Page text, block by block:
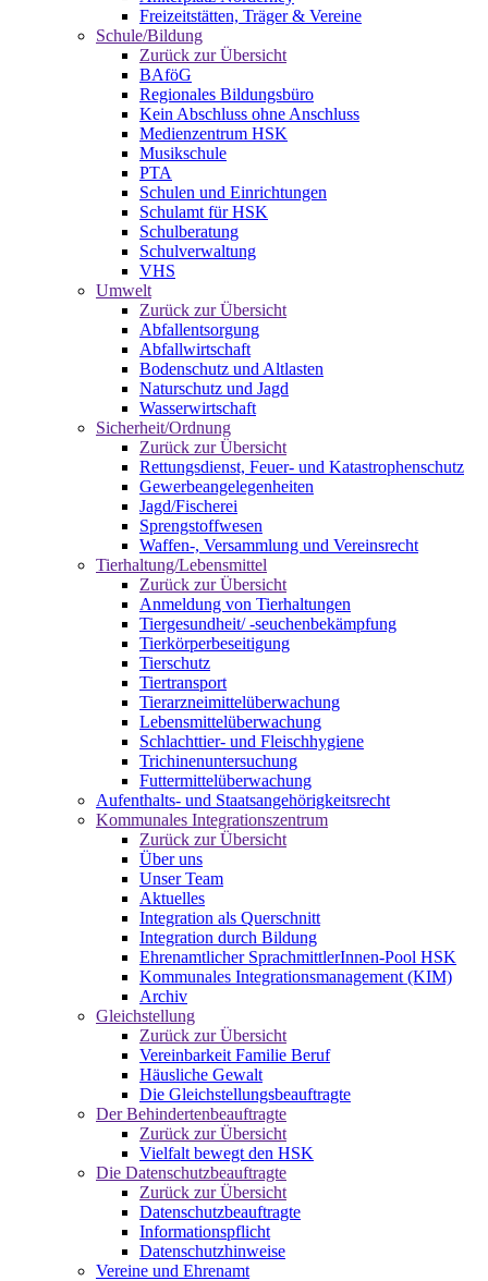
Freizeitstätten, Träger & Vereine
Schule/Bildung
Zurück zur Übersicht
BAföG
Regionales Bildungsbüro
Kein Abschluss ohne Anschluss
Medienzentrum HSK
Musikschule
PTA
Schulen und Einrichtungen
Schulamt für HSK
Schulberatung
Schulverwaltung
VHS
Umwelt
Zurück zur Übersicht
Abfallentsorgung
Abfallwirtschaft
Bodenschutz und Altlasten
Naturschutz und Jagd
Wasserwirtschaft
Sicherheit/Ordnung
Zurück zur Übersicht
Rettungsdienst, Feuer- und Katastrophenschutz
Gewerbeangelegenheiten
Jagd/Fischerei
Sprengstoffwesen
Waffen-, Versammlung und Vereinsrecht
Tierhaltung/Lebensmittel
Zurück zur Übersicht
Anmeldung von Tierhaltungen
Tiergesundheit/ -seuchenbekämpfung
Tierkörperbeseitigung
Tierschutz
Tiertransport
Tierarzneimittelüberwachung
Lebensmittelüberwachung
Schlachttier- und Fleischhygiene
Trichinenuntersuchung
Futtermittelüberwachung
Aufenthalts- und Staatsangehörigkeitsrecht
Kommunales Integrationszentrum
Zurück zur Übersicht
Über uns
Unser Team
Aktuelles
Integration als Querschnitt
Integration durch Bildung
Ehrenamtlicher SprachmittlerInnen-Pool HSK
Kommunales Integrationsmanagement (KIM)
Archiv
Gleichstellung
Zurück zur Übersicht
Vereinbarkeit Familie Beruf
Häusliche Gewalt
Die Gleichstellungsbeauftragte
Der Behindertenbeauftragte
Zurück zur Übersicht
Vielfalt bewegt den HSK
Die Datenschutzbeauftragte
Zurück zur Übersicht
Datenschutzbeauftragte
Informationspflicht
Datenschutzhinweise
Vereine und Ehrenamt